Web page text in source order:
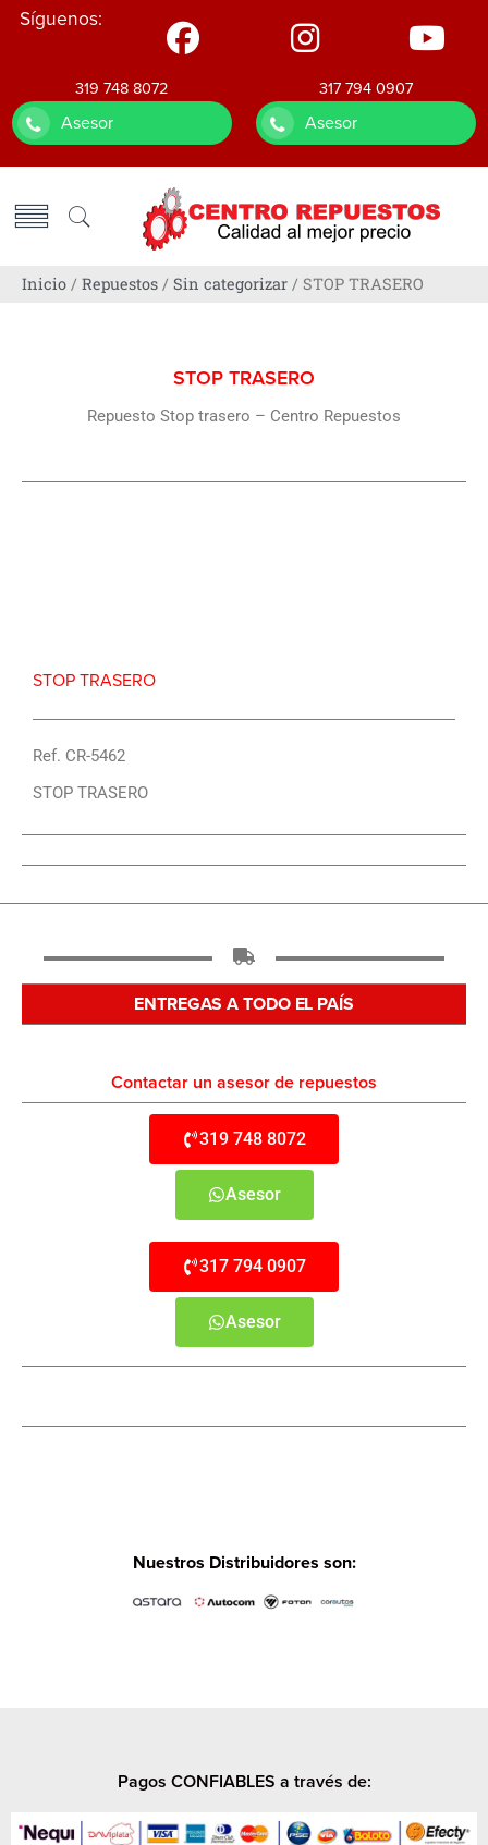
Síguenos:
319 748 8072
Asesor
317 794 0907
Asesor
Inicio / Repuestos / Sin categorizar / STOP TRASERO
STOP TRASERO
Repuesto Stop trasero – Centro Repuestos
STOP TRASERO
Ref. CR-5462
STOP TRASERO
ENTREGAS A TODO EL PAÍS
Contactar un asesor de repuestos
319 748 8072
Asesor
317 794 0907
Asesor
Nuestros Distribuidores son:
Pagos CONFIABLES a través de: